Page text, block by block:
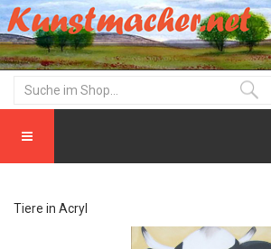
Tiere in Acryl